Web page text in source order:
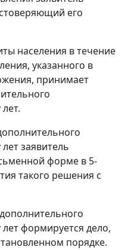
его
населения в течение
указанного в
принимает
заявитель
форме в 5-
такого решения с
формируется дело,
порядке.